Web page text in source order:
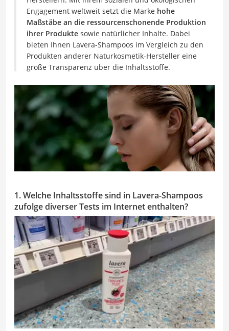
Engagement weltweit setzt die Marke hohe
Maßstäbe an die ressourcenschonende Produktion
ihrer Produkte sowie natürlicher Inhalte. Dabei
bieten Ihnen Lavera-Shampoos im Vergleich zu den
Produkten anderer Naturkosmetik-Hersteller eine
große Transparenz über die Inhaltsstoffe.
1. Welche Inhaltsstoffe sind in Lavera-Shampoos
zufolge diverser Tests im Internet enthalten?